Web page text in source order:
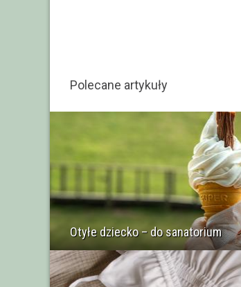
Polecane artykuły
Otyłe dziecko – do sanatorium